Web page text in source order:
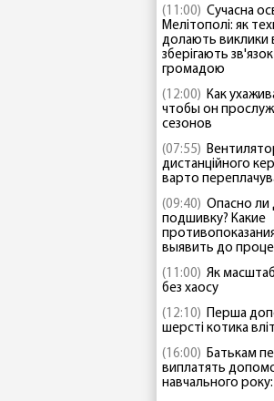
(11:00) Сучасна
Мелітополі: як
долають виклики
зберігають
громадою
(12:00) Как
чтобы он
сезонов
(07:55)
дистанційного
варто
(09:40) Опасно ли
подшивку? Какие
выявить до
(11:00) Як
без хаосу
(12:10) Перша
шерсті котика
(16:00) Батькам
виплатять
навчального